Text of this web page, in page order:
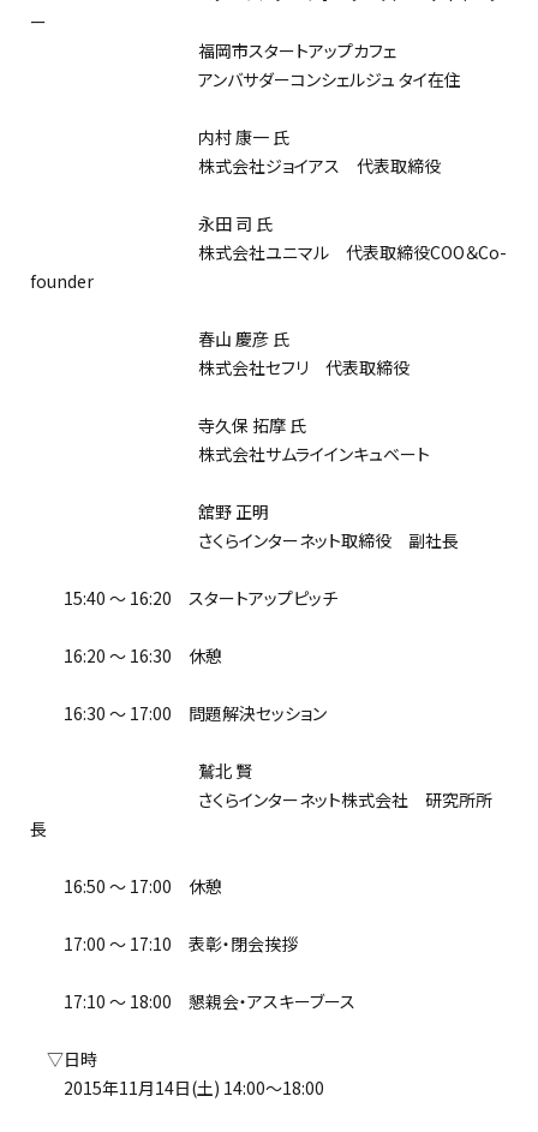
ー
福岡市スタートアップカフェ
アンバサダーコンシェルジュ タイ在住
内村 康一 氏
株式会社ジョイアス 代表取締役
永田 司 氏
株式会社ユニマル 代表取締役COO＆Co-
founder
春山 慶彦 氏
株式会社セフリ 代表取締役
寺久保 拓摩 氏
株式会社サムライインキュベート
舘野 正明
さくらインターネット取締役 副社長
15:40 ～ 16:20 スタートアップピッチ
16:20 ～ 16:30 休憩
16:30 ～ 17:00 問題解決セッション
鷲北 賢
さくらインターネット株式会社 研究所所
長
16:50 ～ 17:00 休憩
17:00 ～ 17:10 表彰・閉会挨拶
17:10 ～ 18:00 懇親会・アスキーブース
▽日時
2015年11月14日(土) 14:00～18:00